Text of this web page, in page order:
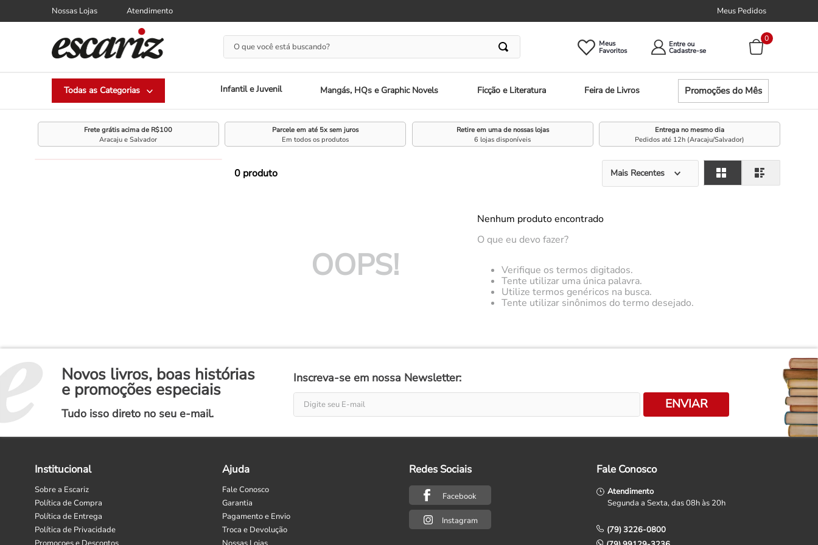
Nossas Lojas Atendimento Meus Pedidos
O que você está buscando? Meus Entre ou
0
Infantil e Juvenil Mangás, HQs e Graphic Novels Ficção e Literatura Feira de Livros Promoções do Mês
Frete grátis acima de R$100
Aracaju e Salvador
Parcele em até 5x sem juros
Em todos os produtos
Retire em uma de nossas lojas
6 lojas disponíveis
Entrega no mesmo dia
Pedidos até 12h (Aracaju/Salvador)
0 produto Mais Recentes
OOPS!
Nenhum produto encontrado
O que eu devo fazer?
Verifique os termos digitados.
Tente utilizar uma única palavra.
Utilize termos genéricos na busca.
Tente utilizar sinônimos do termo desejado.
Novos livros, boas histórias
e promoções especiais
Tudo isso direto no seu e-mail.
Inscreva-se em nossa Newsletter:
ENVIAR
Institucional
Sobre a Escariz
Política de Compra
Política de Entrega
Política de Privacidade
Ajuda
Fale Conosco
Garantia
Pagamento e Envio
Troca e Devolução
Redes Sociais
Facebook
Instagram
Fale Conosco
Atendimento
Segunda a Sexta, das 08h às 20h
(79) 3226-0800